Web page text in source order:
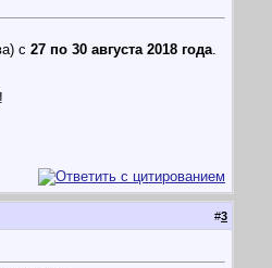
c 27 по 30 августа 2018 года.
#3